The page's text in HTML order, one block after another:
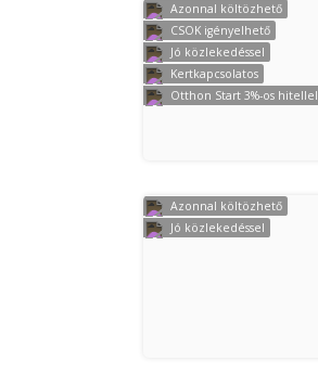
Azonnal költözhető
CSOK igényelhető
Jó közlekedéssel
Kertkapcsolatos
Otthon Start 3%-os hitellel
Azonnal költözhető
Jó közlekedéssel